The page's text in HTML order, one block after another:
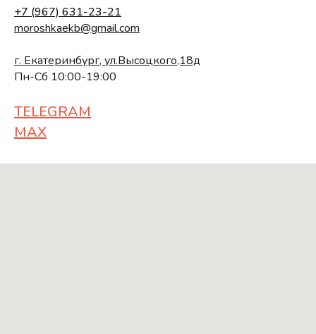
+7 (967) 631-23-21
moroshkaekb@gmail.com
г. Екатеринбург, ул.Высоцкого,18д
Пн-Сб 10:00-19:00
TELEGRAM
MAX